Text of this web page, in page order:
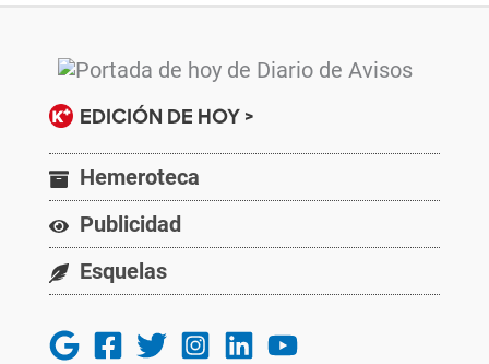
EDICIÓN DE HOY >
Hemeroteca
Publicidad
Esquelas